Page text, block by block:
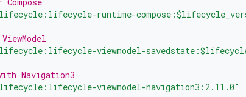
runtime-
viewmodel-
Navigation3
viewmodel-navigation3:2.11.0"